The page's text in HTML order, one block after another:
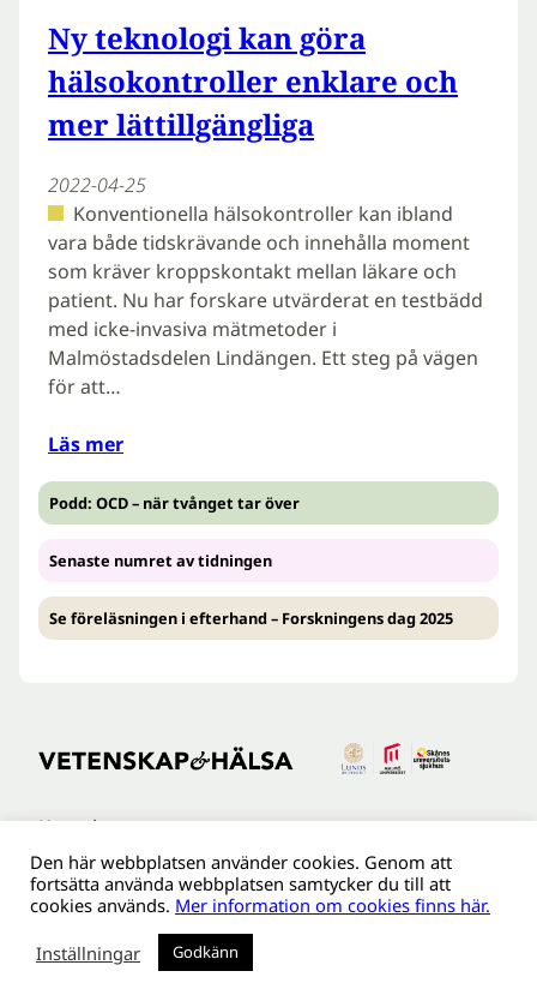
Ny teknologi kan göra
hälsokontroller enklare och
mer lättillgängliga
2022-04-25
Konventionella hälsokontroller kan ibland
vara både tidskrävande och innehålla moment
som kräver kroppskontakt mellan läkare och
patient. Nu har forskare utvärderat en testbädd
med icke-invasiva mätmetoder i
Malmöstadsdelen Lindängen. Ett steg på vägen
för att…
Läs mer
Podd: OCD – när tvånget tar över
Senaste numret av tidningen
Se föreläsningen i efterhand – Forskningens dag 2025
Kontakt
Tillgänglighetsredogöreldse
Om webbplatsen
Behandling av personuppgifter
Den här webbplatsen använder cookies. Genom att
fortsätta använda webbplatsen samtycker du till att
cookies används. Mer information om cookies finns här.
Inställningar
Godkänn